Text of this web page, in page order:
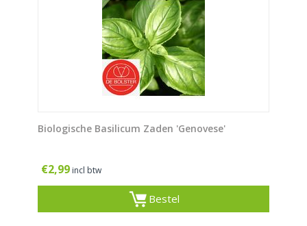
Biologische Basilicum Zaden 'Genovese'
€2,99 incl btw
Bestel